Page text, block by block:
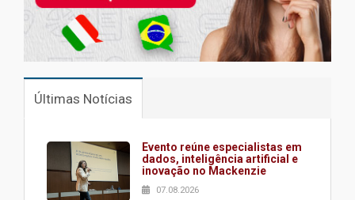
Últimas Notícias
Evento reúne especialistas em
dados, inteligência artificial e
inovação no Mackenzie
07.08.2026